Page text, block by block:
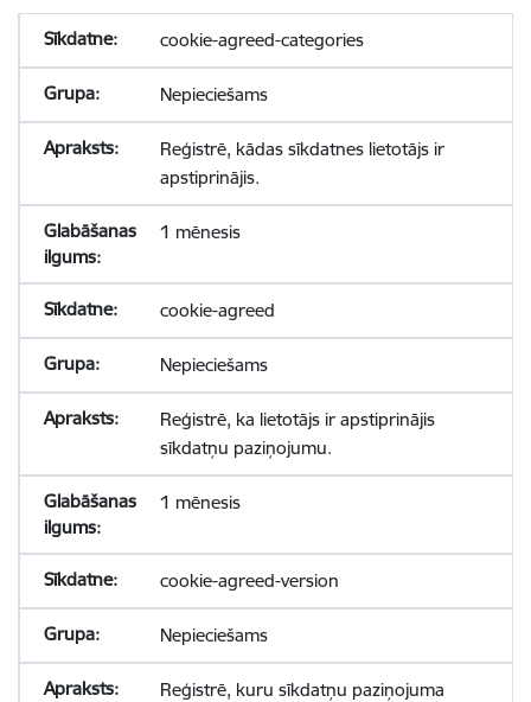
cookie-agreed-categories
Nepieciešams
Reģistrē, kādas sīkdatnes lietotājs ir
apstiprinājis.
1 mēnesis
cookie-agreed
Nepieciešams
Reģistrē, ka lietotājs ir apstiprinājis
sīkdatņu paziņojumu.
1 mēnesis
cookie-agreed-version
Nepieciešams
Reģistrē, kuru sīkdatņu paziņojuma